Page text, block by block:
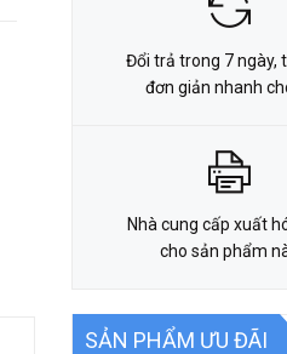
Đổi trả trong 7 ngày,
đơn giản nhanh
Nhà cung cấp xuất
cho sản phẩm
SẢN PHẨM ƯU ĐÃI